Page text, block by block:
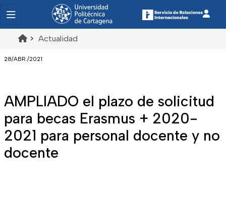
> Actualidad
28/ABR./2021
AMPLIADO el plazo de solicitud
para becas Erasmus + 2020-
2021 para personal docente y no
docente